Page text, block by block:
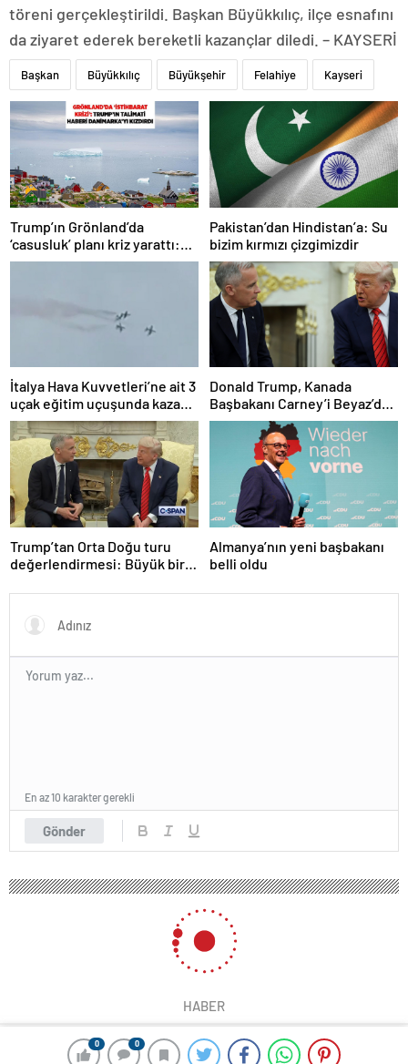
0 0
töreni gerçekleştirildi. Başkan Büyükkılıç, ilçe esnafını
da ziyaret ederek bereketli kazançlar diledi. – KAYSERİ
Başkan Büyükkılıç Büyükşehir Felahiye Kayseri
Trump’ın Grönland’da
‘casusluk’ planı kriz yarattı:
Danimarka ABD elçisini
Pakistan’dan Hindistan’a: Su
bizim kırmızı çizgimizdir
İtalya Hava Kuvvetleri’ne ait 3
uçak eğitim uçuşunda kaza
yaptı
Donald Trump, Kanada
Başbakanı Carney’i Beyaz’da
ağırladı
Trump’tan Orta Doğu turu
değerlendirmesi: Büyük bir
Almanya’nın yeni başbakanı
belli oldu
Gönder
En az 10 karakter gerekli
HABER